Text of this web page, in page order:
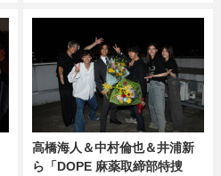
高橋海人＆中村倫也＆井浦新
ら「DOPE 麻薬取締部特捜